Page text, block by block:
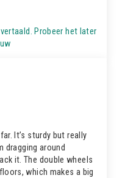
Probeer het later
It’s sturdy but really
dragging around
it. The double wheels
which makes a big